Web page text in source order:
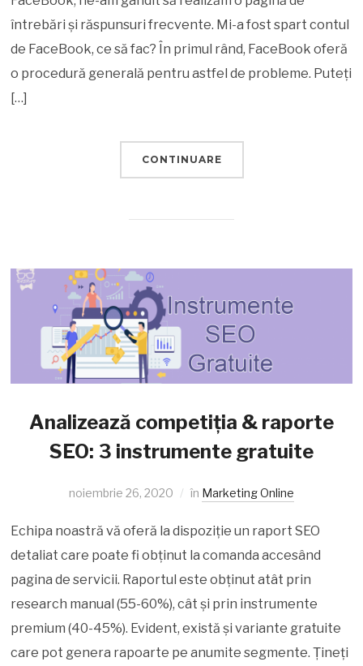
întrebări și răspunsuri frecvente. Mi-a fost spart contul
de FaceBook, ce să fac? În primul rând, FaceBook oferă
o procedură generală pentru astfel de probleme. Puteți
[…]
CONTINUARE
Analizează competiția & raporte
SEO: 3 instrumente gratuite
noiembrie 26, 2020 în Marketing Online
Echipa noastră vă oferă la dispoziție un raport SEO
detaliat care poate fi obținut la comanda accesând
pagina de servicii. Raportul este obținut atât prin
research manual (55-60%), cât și prin instrumente
premium (40-45%). Evident, există și variante gratuite
care pot genera rapoarte pe anumite segmente. Țineți